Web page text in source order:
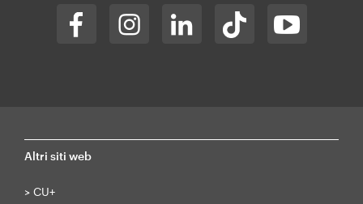
Altri siti web
> CU+